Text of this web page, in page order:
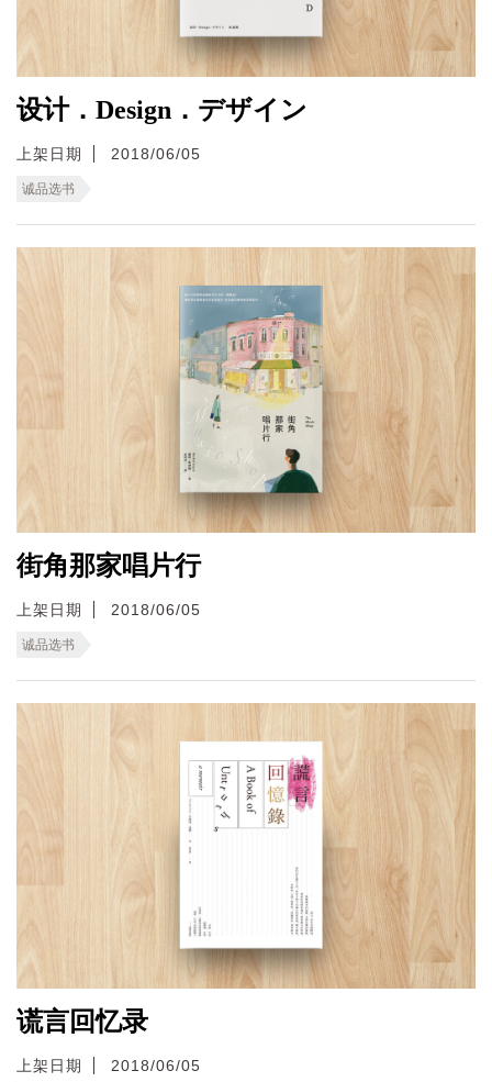
设计．Design．デザイン
上架日期 2018/06/05
诚品选书
街角那家唱片行
上架日期 2018/06/05
诚品选书
谎言回忆录
上架日期 2018/06/05